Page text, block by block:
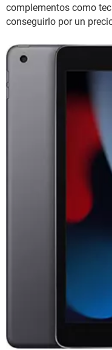
complementos como
conseguirlo por un